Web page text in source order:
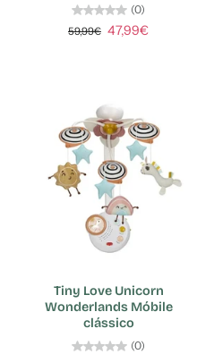
(0)
59,99€ 47,99€
Tiny Love Unicorn
Wonderlands Móbile
clássico
(0)